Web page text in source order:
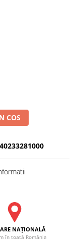
COS
NAŢIONALĂ
în toată România